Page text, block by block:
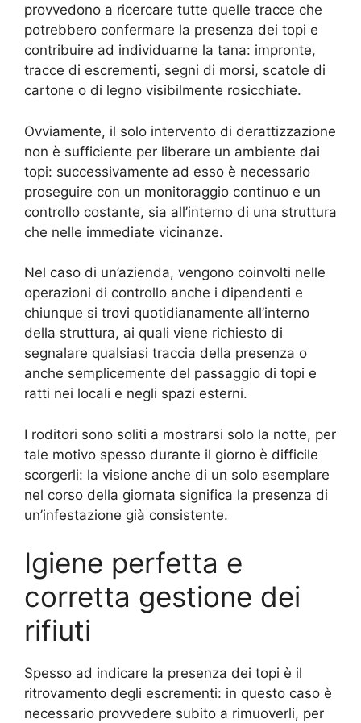
provvedono a ricercare tutte quelle tracce che
potrebbero confermare la presenza dei topi e
contribuire ad individuarne la tana: impronte,
tracce di escrementi, segni di morsi, scatole di
cartone o di legno visibilmente rosicchiate.
Ovviamente, il solo intervento di derattizzazione
non è sufficiente per liberare un ambiente dai
topi: successivamente ad esso è necessario
proseguire con un monitoraggio continuo e un
controllo costante, sia all’interno di una struttura
che nelle immediate vicinanze.
Nel caso di un’azienda, vengono coinvolti nelle
operazioni di controllo anche i dipendenti e
chiunque si trovi quotidianamente all’interno
della struttura, ai quali viene richiesto di
segnalare qualsiasi traccia della presenza o
anche semplicemente del passaggio di topi e
ratti nei locali e negli spazi esterni.
I roditori sono soliti a mostrarsi solo la notte, per
tale motivo spesso durante il giorno è difficile
scorgerli: la visione anche di un solo esemplare
nel corso della giornata significa la presenza di
un’infestazione già consistente.
Igiene perfetta e
corretta gestione dei
rifiuti
Spesso ad indicare la presenza dei topi è il
ritrovamento degli escrementi: in questo caso è
necessario provvedere subito a rimuoverli, per